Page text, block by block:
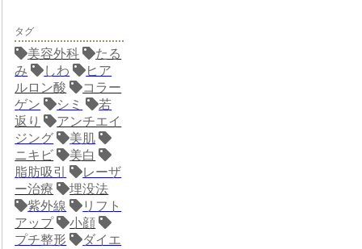
タグ
美容外科
たる
み
しわ
ヒア
ルロン酸
コラー
ゲン
シミ
若
返り
アンチエイ
ジング
美肌
ニキビ
美白
脂肪吸引
レーザ
ー治療
埋没法
紫外線
リフト
アップ
小顔
プチ整形
ダイエ